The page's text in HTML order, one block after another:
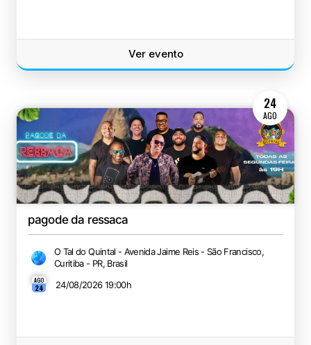
Ver evento
24
AGO
pagode da ressaca
O Tal do Quintal - Avenida Jaime Reis - São Francisco,
Curitiba - PR, Brasil
AGO
24 24/08/2026 19:00h